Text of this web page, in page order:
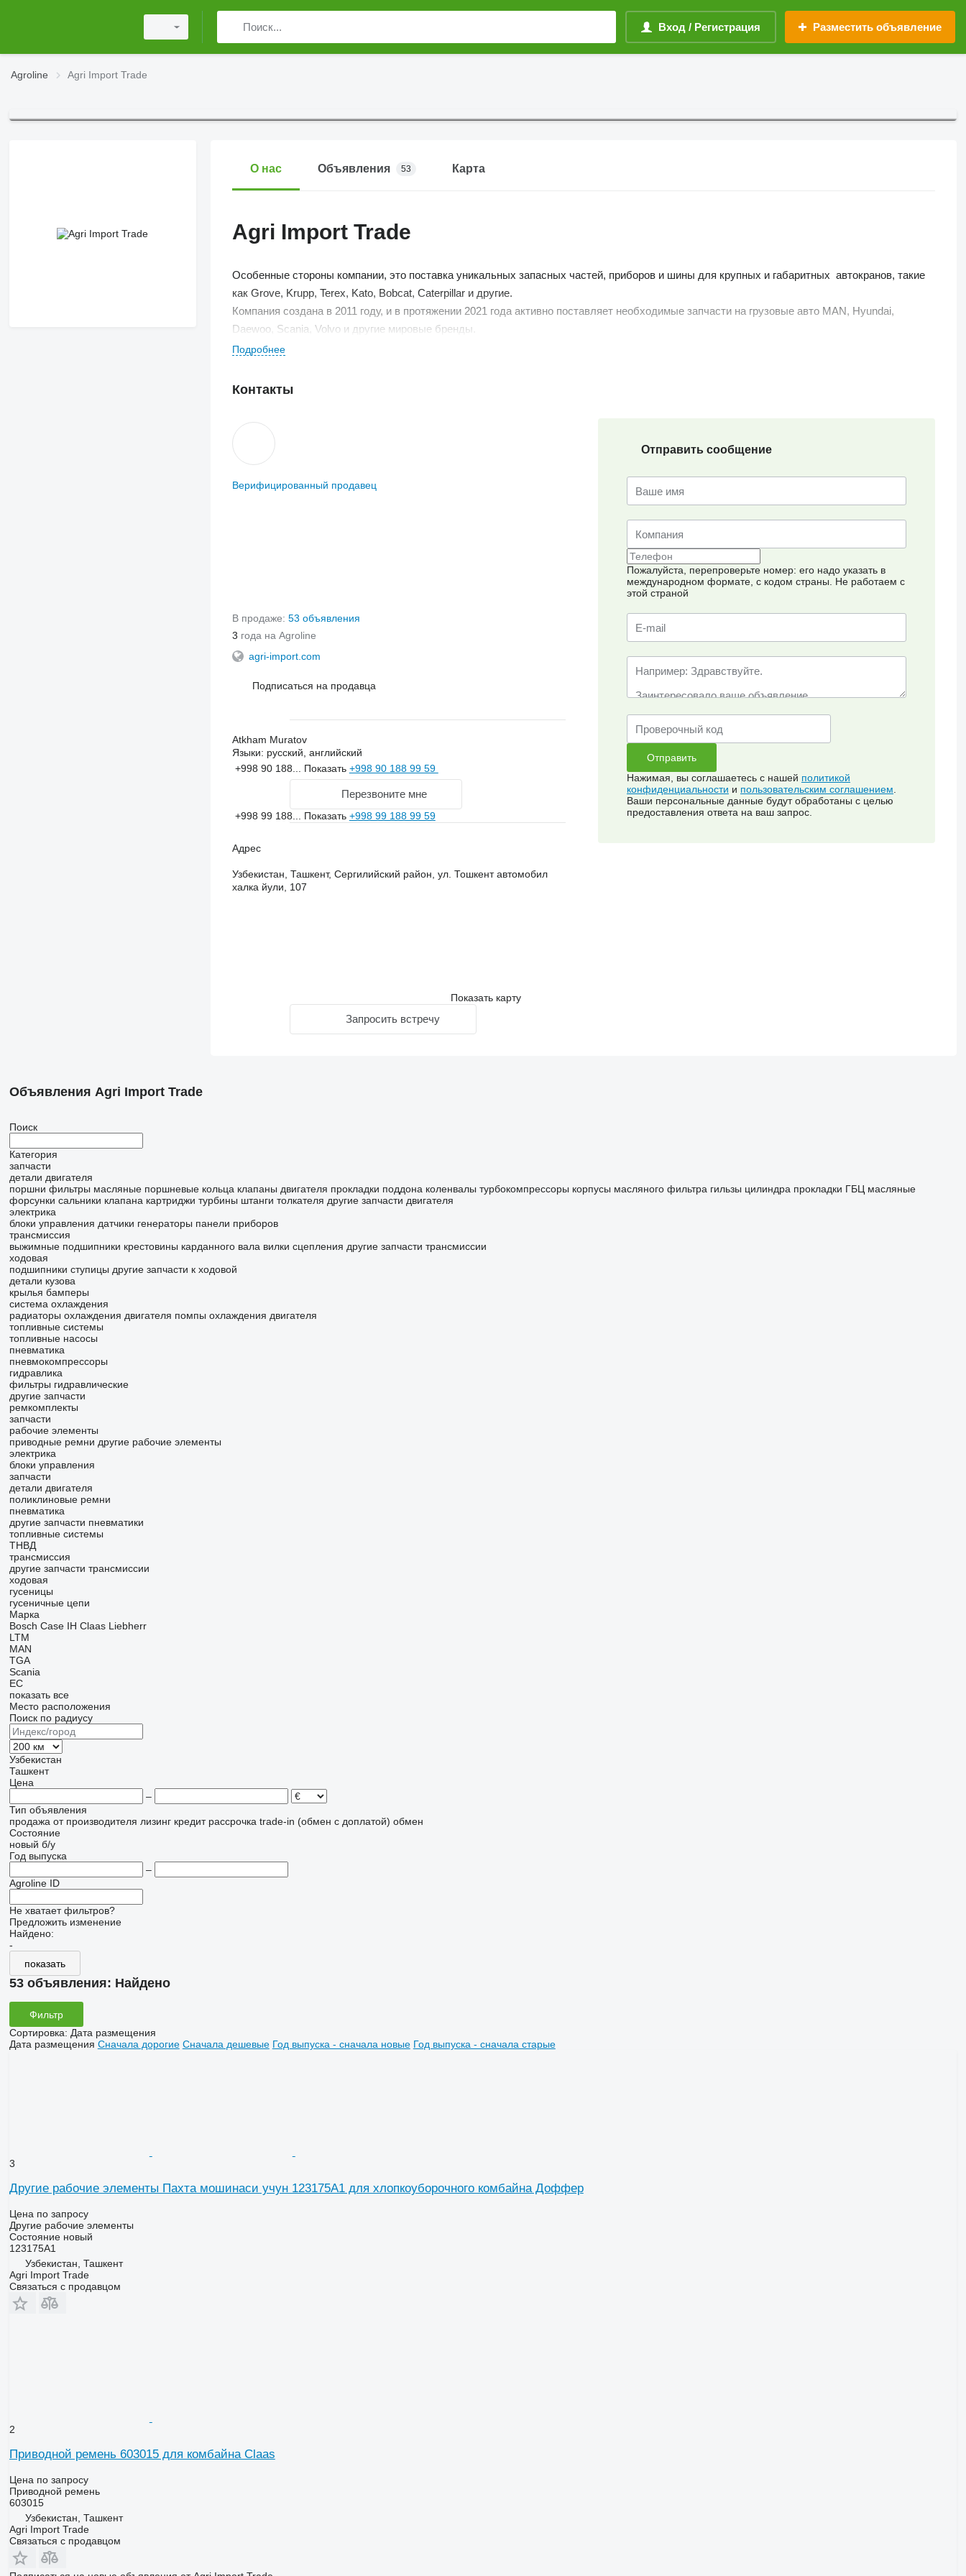
Вход / Регистрация Разместить объявление
Agroline Agri Import Trade
О нас Объявления 53 Карта
Agri Import Trade
Особенные стороны компании, это поставка уникальных запасных частей, приборов и шины для крупных и габаритных автокранов, такие
как Grove, Krupp, Terex, Kato, Bobcat, Caterpillar и другие.
Компания создана в 2011 году, и в протяжении 2021 года активно поставляет необходимые запчасти на грузовые авто MAN, Hyundai,
Daewoo, Scania, Volvo и другие мировые бренды.
Подробнее
Контакты
Верифицированный продавец
В продаже: 53 объявления
3 года на Agroline
agri-import.com
Подписаться на продавца
Atkham Muratov
Языки: русский, английский
+998 90 188... Показать +998 90 188 99 59
Перезвоните мне
+998 99 188... Показать +998 99 188 99 59
Адрес
Узбекистан, Ташкент, Сергилийский район, ул. Тошкент автомобил
халка йули, 107
Показать карту
Запросить встречу
Отправить сообщение
Пожалуйста, перепроверьте номер: его надо указать в
международном формате, с кодом страны.
Не работаем с
этой страной
Нажимая, вы соглашаетесь с нашей политикой
конфиденциальности и пользовательским соглашением
Ваши персональные данные будут обработаны с целью
предоставления ответа на ваш запрос.
Объявления Agri Import Trade
Поиск
Категория
запчасти
детали двигателя
поршни фильтры масляные поршневые кольца клапаны двигателя прокладки поддона коленвалы турбокомпрессоры корпусы масляного фильтра гильзы цилиндра прокладки ГБЦ масляные
форсунки сальники клапана картриджи турбины штанги толкателя другие запчасти двигателя
электрика
блоки управления датчики генераторы панели приборов
трансмиссия
выжимные подшипники крестовины карданного вала вилки сцепления другие запчасти трансмиссии
ходовая
подшипники ступицы другие запчасти к ходовой
детали кузова
крылья бамперы
система охлаждения
радиаторы охлаждения двигателя помпы охлаждения двигателя
топливные системы
топливные насосы
пневматика
пневмокомпрессоры
гидравлика
фильтры гидравлические
другие запчасти
ремкомплекты
запчасти
рабочие элементы
приводные ремни другие рабочие элементы
электрика
блоки управления
запчасти
детали двигателя
поликлиновые ремни
пневматика
другие запчасти пневматики
топливные системы
ТНВД
трансмиссия
другие запчасти трансмиссии
ходовая
гусеницы
гусеничные цепи
Марка
Bosch Case IH Claas Liebherr
LTM
MAN
TGA
Scania
EC
показать все
Место расположения
Поиск по радиусу
Узбекистан
Ташкент
Цена
–
Тип объявления
продажа от производителя лизинг кредит рассрочка trade-in (обмен с доплатой) обмен
Состояние
новый б/у
Год выпуска
–
Agroline ID
Не хватает фильтров?
Предложить изменение
Найдено:
-
показать
53 объявления: Найдено
Фильтр
Сортировка: Дата размещения
Дата размещения Сначала дорогие Сначала дешевые Год выпуска - сначала новые Год выпуска - сначала старые
3
Другие рабочие элементы Пахта мошинаси учун 123175A1 для хлопкоуборочного комбайна Доффер
Цена по запросу
Другие рабочие элементы
Состояниеновый
123175A1
Узбекистан, Ташкент
Agri Import Trade
Связаться с продавцом
2
Приводной ремень 603015 для комбайна Claas
Цена по запросу
Приводной ремень
603015
Узбекистан, Ташкент
Agri Import Trade
Связаться с продавцом